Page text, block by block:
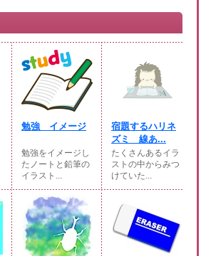
勉強 イメージ
勉強をイメージし
たノートと鉛筆の
イラスト...
宿題するハリネ
ズミ 線あ...
たくさんあるイラ
ストの中からみつ
けていた...